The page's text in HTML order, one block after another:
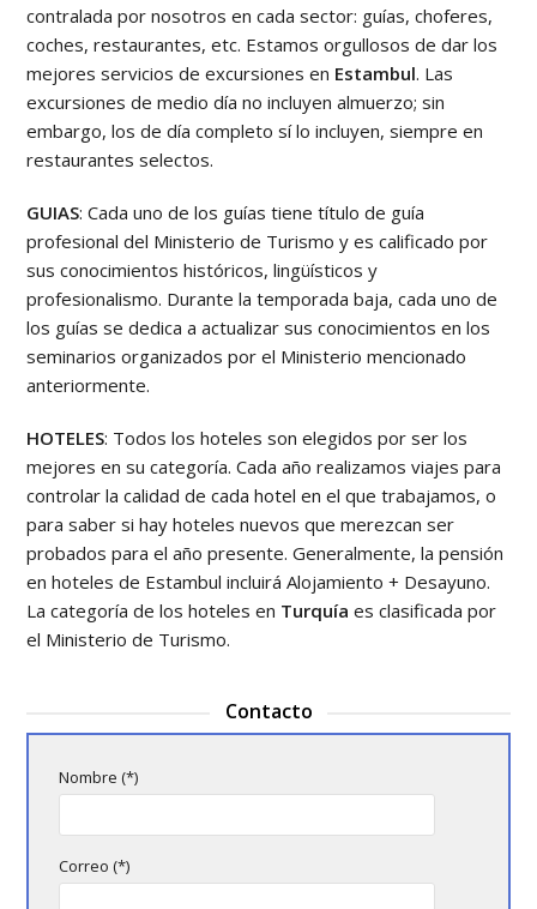
contralada por nosotros en cada sector: guías, choferes,
coches, restaurantes, etc. Estamos orgullosos de dar los
mejores servicios de excursiones en Estambul. Las
excursiones de medio día no incluyen almuerzo; sin
embargo, los de día completo sí lo incluyen, siempre en
restaurantes selectos.
GUIAS: Cada uno de los guías tiene título de guía
profesional del Ministerio de Turismo y es calificado por
sus conocimientos históricos, lingüísticos y
profesionalismo. Durante la temporada baja, cada uno de
los guías se dedica a actualizar sus conocimientos en los
seminarios organizados por el Ministerio mencionado
anteriormente.
HOTELES: Todos los hoteles son elegidos por ser los
mejores en su categoría. Cada año realizamos viajes para
controlar la calidad de cada hotel en el que trabajamos, o
para saber si hay hoteles nuevos que merezcan ser
probados para el año presente. Generalmente, la pensión
en hoteles de Estambul incluirá Alojamiento + Desayuno.
La categoría de los hoteles en Turquía es clasificada por
el Ministerio de Turismo.
Contacto
Nombre (*)
Correo (*)